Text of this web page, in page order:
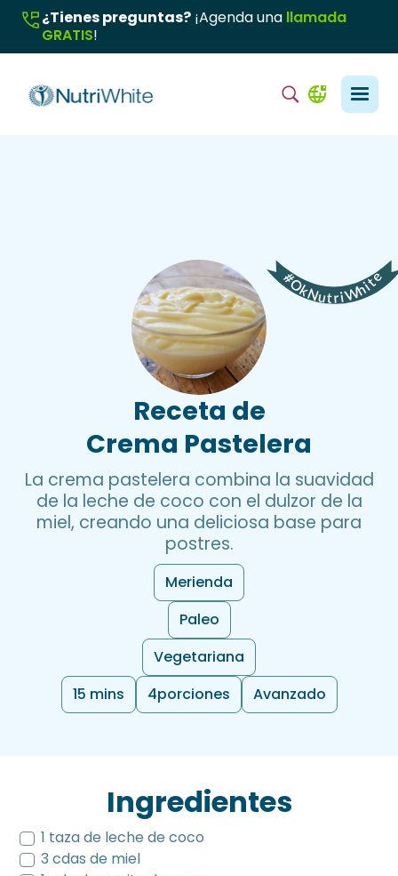
¿Tienes preguntas? ¡Agenda una llamada
GRATIS!
Receta de
Crema Pastelera
La crema pastelera combina la suavidad
de la leche de coco con el dulzor de la
miel, creando una deliciosa base para
postres.
Merienda
Paleo
Vegetariana
15 mins
4porciones Avanzado
Ingredientes
1 taza de leche de coco
3 cdas de miel